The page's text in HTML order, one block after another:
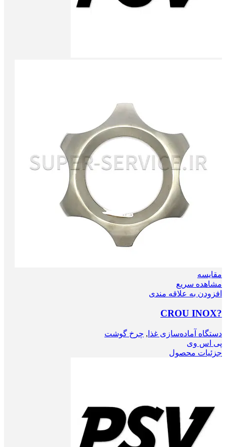
مقایسه
مشاهده سریع
افزودن به علاقه مندی
?CROU INOX
دستگاه آماده‌سازی غذا , چرخ گوشت
پی اس وی
جزئیات محصول